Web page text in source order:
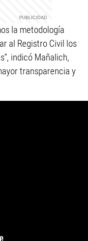
la metodología
al Registro Civil los
indicó Mañalich,
transparencia y